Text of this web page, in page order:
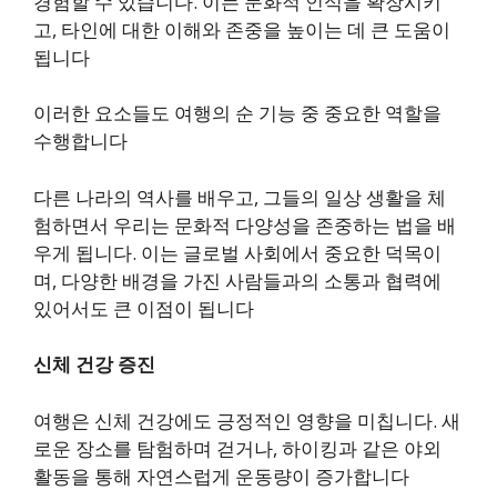
고, 타인에 대한 이해와 존중을 높이는 데 큰 도움이
됩니다
이러한 요소들도 여행의 순 기능 중 중요한 역할을
수행합니다
다른 나라의 역사를 배우고, 그들의 일상 생활을 체
험하면서 우리는 문화적 다양성을 존중하는 법을 배
우게 됩니다. 이는 글로벌 사회에서 중요한 덕목이
며, 다양한 배경을 가진 사람들과의 소통과 협력에
있어서도 큰 이점이 됩니다
신체 건강 증진
여행은 신체 건강에도 긍정적인 영향을 미칩니다. 새
로운 장소를 탐험하며 걷거나, 하이킹과 같은 야외
활동을 통해 자연스럽게 운동량이 증가합니다